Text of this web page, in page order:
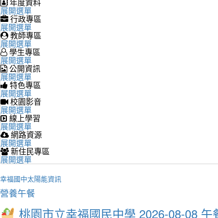
展開選單
行政專區
展開選單
教師專區
展開選單
學生專區
展開選單
公開資訊
展開選單
特色專區
展開選單
校園影音
展開選單
線上學習
展開選單
網路資源
展開選單
新住民專區
展開選單
幸福國中太陽能資訊
營養午餐
桃園市立幸福國民中學 2026-08-08 午